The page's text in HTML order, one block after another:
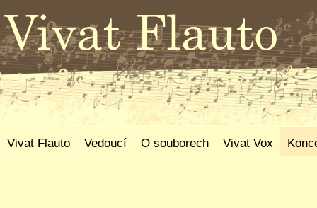
Vivat Flauto Vedoucí O souborech Vivat Vox